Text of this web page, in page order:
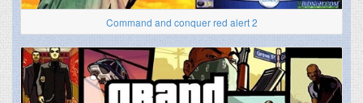
Command and conquer red alert 2